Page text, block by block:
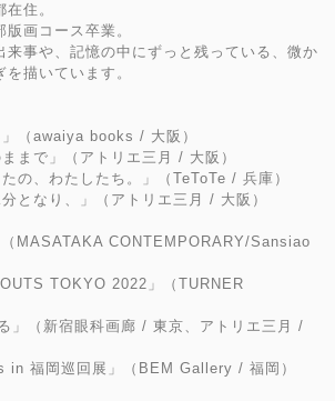
住。
画コース卒業。
来事や、記憶の中にずっと残っている、微か
描いています。
（awaiya books / 大阪）
まで」（アトリエ三月 / 大阪）
の、わたしたち。」（TeToTe / 兵庫）
となり、」（アトリエ三月 / 大阪）
MASATAKA CONTEMPORARY/Sansiao
TOKYO 2022」（TURNER
」（新宿眼科画廊 / 東京、アトリエ三月 /
in 福岡巡回展」（BEM Gallery / 福岡）